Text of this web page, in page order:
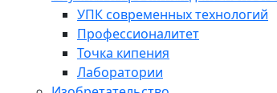
УПК современных технологий
Профессионалитет
Точка кипения
Лаборатории